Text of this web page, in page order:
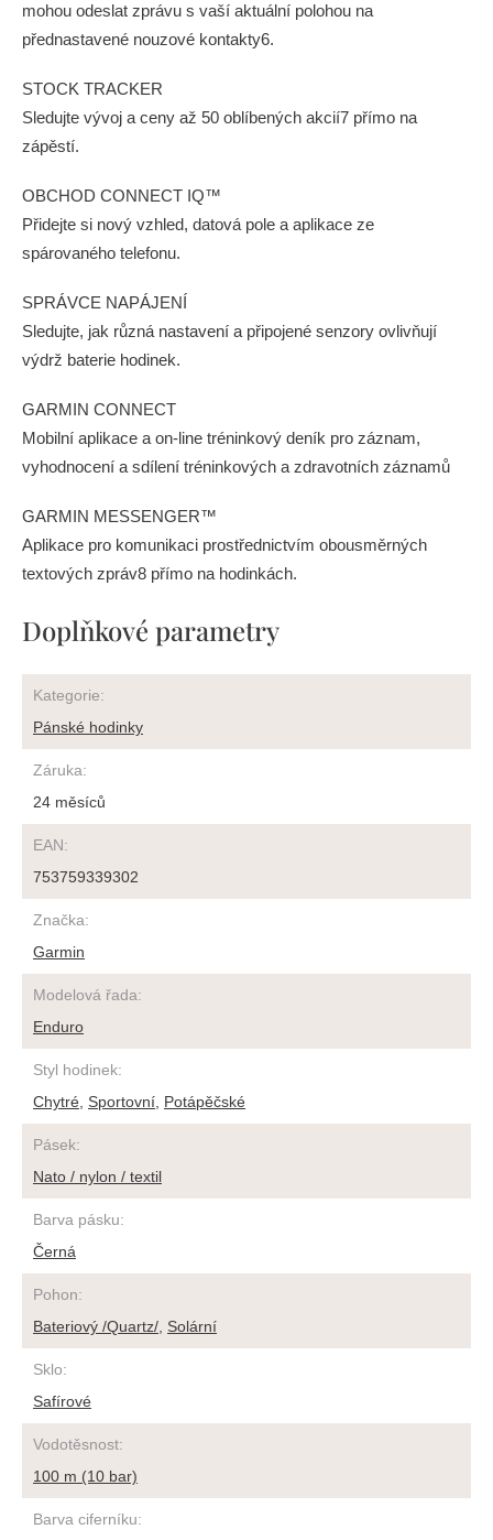
mohou odeslat zprávu s vaší aktuální polohou na
přednastavené nouzové kontakty6.
STOCK TRACKER
Sledujte vývoj a ceny až 50 oblíbených akcií7 přímo na
zápěstí.
OBCHOD CONNECT IQ™
Přidejte si nový vzhled, datová pole a aplikace ze
spárovaného telefonu.
SPRÁVCE NAPÁJENÍ
Sledujte, jak různá nastavení a připojené senzory ovlivňují
výdrž baterie hodinek.
GARMIN CONNECT
Mobilní aplikace a on-line tréninkový deník pro záznam,
vyhodnocení a sdílení tréninkových a zdravotních záznamů
GARMIN MESSENGER™
Aplikace pro komunikaci prostřednictvím obousměrných
textových zpráv8 přímo na hodinkách.
Doplňkové parametry
Kategorie:
Pánské hodinky
Záruka:
24 měsíců
EAN:
753759339302
Značka:
Garmin
Modelová řada:
Enduro
Styl hodinek:
Chytré Sportovní Potápěčské
Pásek:
Nato / nylon / textil
Barva pásku:
Černá
Pohon:
Bateriový /Quartz/ Solární
Sklo:
Safírové
Vodotěsnost:
100 m (10 bar)
Barva ciferníku: